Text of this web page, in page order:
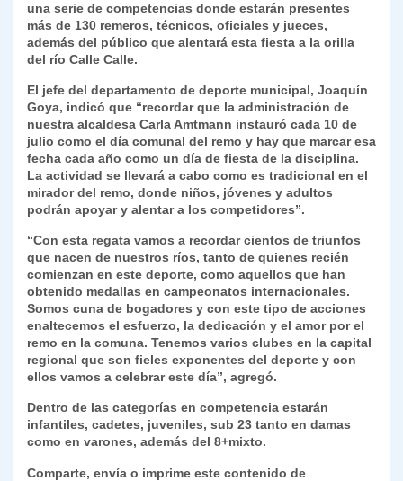
una serie de competencias donde estarán presentes
más de 130 remeros, técnicos, oficiales y jueces,
además del público que alentará esta fiesta a la orilla
del río Calle Calle.
El jefe del departamento de deporte municipal, Joaquín
Goya, indicó que “recordar que la administración de
nuestra alcaldesa Carla Amtmann instauró cada 10 de
julio como el día comunal del remo y hay que marcar esa
fecha cada año como un día de fiesta de la disciplina.
La actividad se llevará a cabo como es tradicional en el
mirador del remo, donde niños, jóvenes y adultos
podrán apoyar y alentar a los competidores”.
“Con esta regata vamos a recordar cientos de triunfos
que nacen de nuestros ríos, tanto de quienes recién
comienzan en este deporte, como aquellos que han
obtenido medallas en campeonatos internacionales.
Somos cuna de bogadores y con este tipo de acciones
enaltecemos el esfuerzo, la dedicación y el amor por el
remo en la comuna. Tenemos varios clubes en la capital
regional que son fieles exponentes del deporte y con
ellos vamos a celebrar este día”, agregó.
Dentro de las categorías en competencia estarán
infantiles, cadetes, juveniles, sub 23 tanto en damas
como en varones, además del 8+mixto.
Comparte, envía o imprime este contenido de